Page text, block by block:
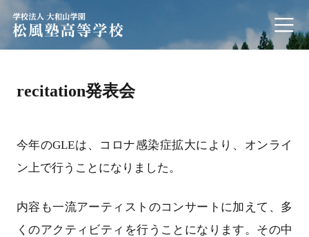
recitation発表会
今年のGLEは、コロナ感染症拡大により、オンライ
ン上で行うことになりました。
内容も一流アーティストのコンサートに加えて、多
くのアクティビティを行うことになります。その中